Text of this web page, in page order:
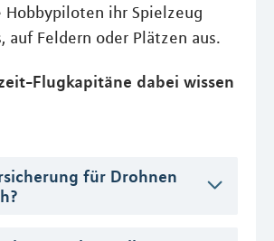
Hobbypiloten ihr Spielzeug
auf Feldern oder Plätzen aus.
Flugkapitäne dabei wissen
für Drohnen